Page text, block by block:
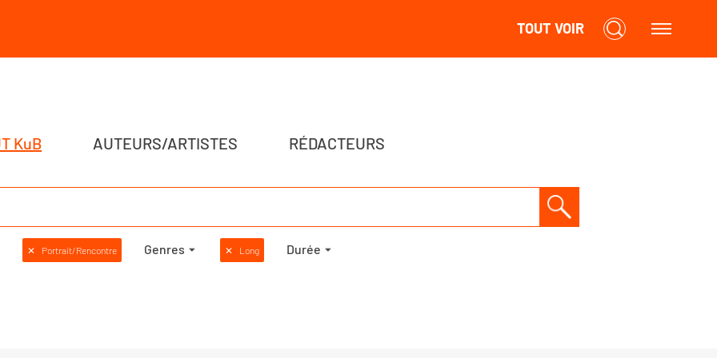
TOUT VOIR
KuB AUTEURS/ARTISTES RÉDACTEURS
✕ Portrait/Rencontre Genres ✕ Long Durée